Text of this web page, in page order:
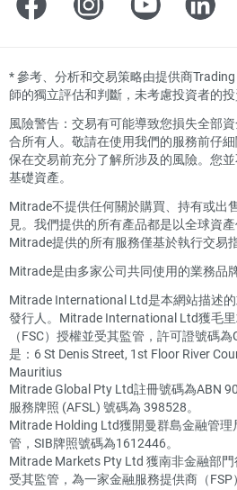
*參考、分析和交易策略由提供商
師的獨立評估和判斷，未考慮投資者的投
風險警告：交易有可能導致您損失全部
合所有人。敬請在使用我們的服務前仔
保在交易前充分了解所涉及的風險。您
基礎資產。
Mitrade不提供任何關於購買、持有或出
見。我們提供的所有產品都是以全球資產
Mitrade提供的所有服務僅基於執行交易指
Mitrade是由多家公司共同使用的業務品
Mitrade International Ltd是本網站描述
發行人。Mitrade International Ltd獲毛
（FSC）授權並受其監管，許可證號碼
是：6 St Denis Street, 1st Floor River
Mauritius
Mitrade Global Pty Ltd註冊號碼為ABN
服務牌照 (AFSL) 號碼為 398528。
Mitrade Holding Ltd獲開曼群島金融管
管，SIB牌照號碼為1612446。
Mitrade Markets Pty Ltd 獲南非金融部
受其監管，為一家金融服務提供商（FSP